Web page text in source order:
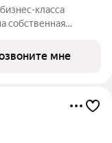
класса
собственная
стандартам
и
мне